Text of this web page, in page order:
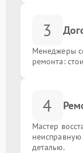
3
Менеджеры
ремонта:
4
Мастер
деталью.